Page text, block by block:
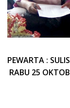
PEWARTA :
RABU 25